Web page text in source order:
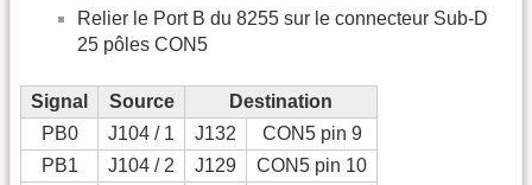
Relier le Port B du 8255 sur le connecteur Sub-D
25 pôles CON5
Signal Source
Destination
PB0
J104 / 1 J132
CON5 pin 9
PB1
J104 / 2 J129
CON5 pin 10